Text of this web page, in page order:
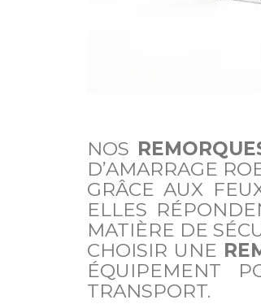
NOS
D’AMARRAGE
GRÂCE AUX
ELLES
MATIÈRE DE
CHOISIR UNE
ÉQUIPEMENT
TRANSPORT.